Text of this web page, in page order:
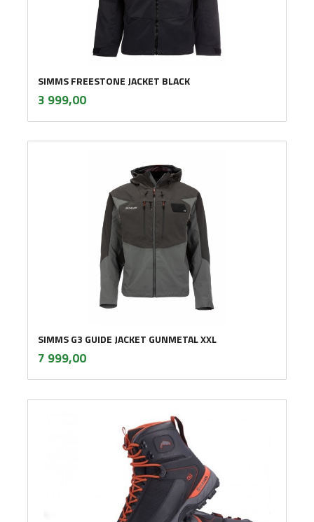
SIMMS FREESTONE JACKET BLACK
Pris
3 999,00mva.
SIMMS G3 GUIDE JACKET GUNMETAL XXL
Pris
7 999,00mva.